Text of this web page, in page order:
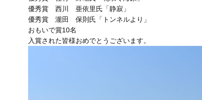
優秀賞 西川 亜依里氏「静寂」
優秀賞 瀧田 保則氏「トンネルより」
おもいで賞10名
入賞された皆様おめでとうございます。